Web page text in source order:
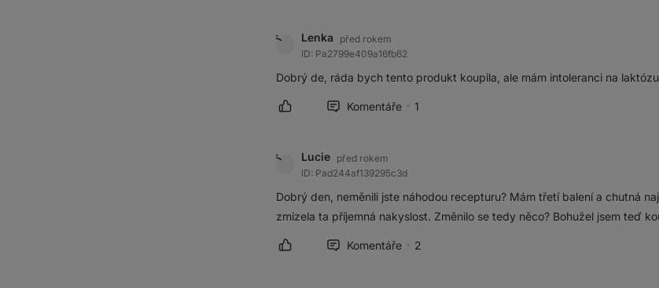
Lenka
před rokem
ID: Pa2799e409a16fb62
Dobrý de, ráda bych tento produkt koupila, ale mám intoleranci na
Označit příspěvek jako přínosný
Komentáře 1
Lucie před rokem
ID: Pad244af139295c3d
Dobrý den, neměnili jste náhodou recepturu? Mám třetí balení a chutná
zmizela ta příjemná nakyslost. Změnilo se tedy něco? Bohužel jsem teď
Označit příspěvek jako přínosný
Komentáře 2